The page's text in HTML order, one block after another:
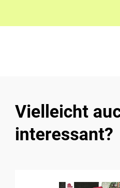
Vielleicht
interessant?